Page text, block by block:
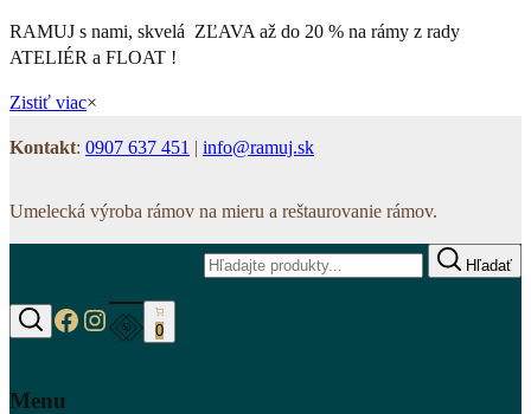
RAMUJ s nami, skvelá ZĽAVA až do 20 % na rámy z rady
ATELIÉR a FLOAT !
Zistiť viac×
Kontakt: 0907 637 451 | info@ramuj.sk
Umelecká výroba rámov na mieru a reštaurovanie rámov.
Hľadať
Hľadať
https://www.facebook.com/www.ramuj.sk
https://www.instagram.com/ramuj.sk
0
Menu